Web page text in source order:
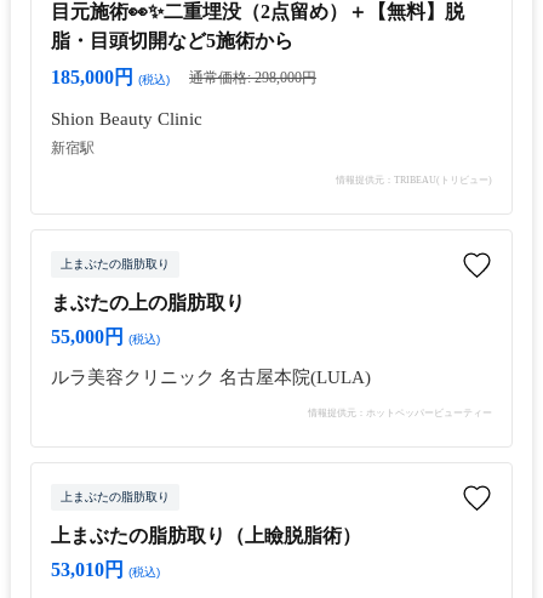
目元施術👀✨二重埋没（2点留め）＋【無料】脱
脂・目頭切開など5施術から
185,000円
(税込) 通常価格: 298,000円
Shion Beauty Clinic
新宿駅
情報提供元：TRIBEAU(トリビュー)
上まぶたの脂肪取り
まぶたの上の脂肪取り
55,000円
(税込)
ルラ美容クリニック 名古屋本院(LULA)
情報提供元：ホットペッパービューティー
上まぶたの脂肪取り
上まぶたの脂肪取り（上瞼脱脂術）
53,010円
(税込)